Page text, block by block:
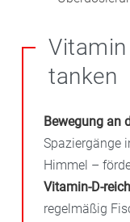
Vitamin
tanken
Bewegung an
Spaziergänge
Himmel –
Vitamin-D-
regelmäßig